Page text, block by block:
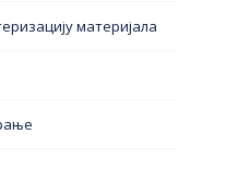
материјала